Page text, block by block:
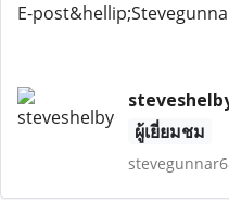
E-
ผู้เยี่ยมชม